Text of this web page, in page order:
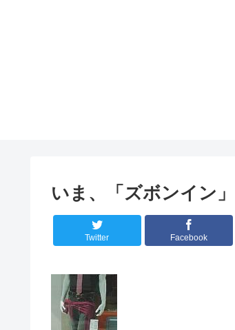
いま、「ズボンイン
Twitter Facebook